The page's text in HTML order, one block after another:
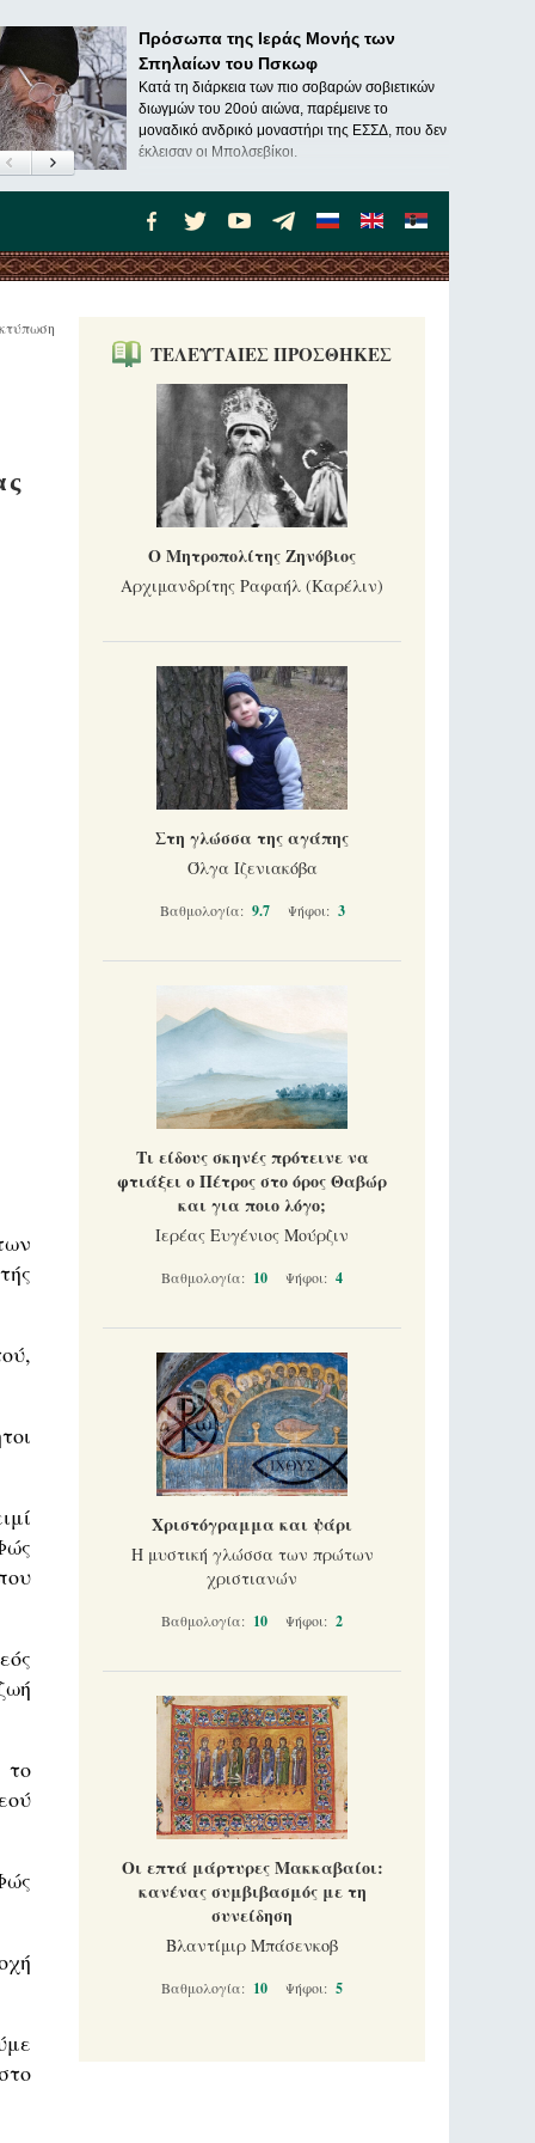
Πρόσωπα της Ιεράς Μονής των
Σπηλαίων του Πσκωφ
Κατά τη διάρκεια των πιο σοβαρών σοβιετικών
διωγμών του 20ού αιώνα, παρέμεινε το
μοναδικό ανδρικό μοναστήρι της ΕΣΣΔ, που δεν
έκλεισαν οι Μπολσεβίκοι.
το
ΤΕΛΕΥΤΑΙΕΣ ΠΡΟΣΘΗΚΕΣ
Ο Μητροπολίτης Ζηνόβιος
Αρχιμανδρίτης Ραφαήλ (Καρέλιν)
Στη γλώσσα της αγάπης
Όλγα Ιζενιακόβα
Βαθμολογία: 9.7 Ψήφοι: 3
Τι είδους σκηνές πρότεινε να
φτιάξει ο Πέτρος στο όρος Θαβώρ
και για ποιο λόγο;
Ιερέας Ευγένιος Μούρζιν
Βαθμολογία: 10 Ψήφοι: 4
Χριστόγραμμα και ψάρι
Η μυστική γλώσσα των πρώτων
χριστιανών
Βαθμολογία: 10 Ψήφοι: 2
Οι επτά μάρτυρες Μακκαβαίοι:
κανένας συμβιβασμός με τη
συνείδηση
Βλαντίμιρ Μπάσενκοβ
Βαθμολογία: 10 Ψήφοι: 5